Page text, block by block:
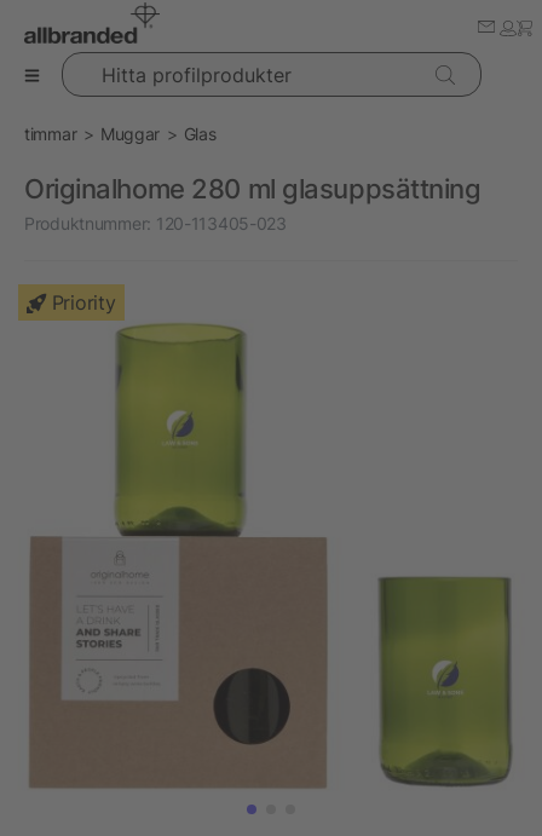
Hitta profilprodukter
timmar Muggar Glas
Originalhome 280 ml glasuppsättning
Produktnummer: 120-113405-023
Priority